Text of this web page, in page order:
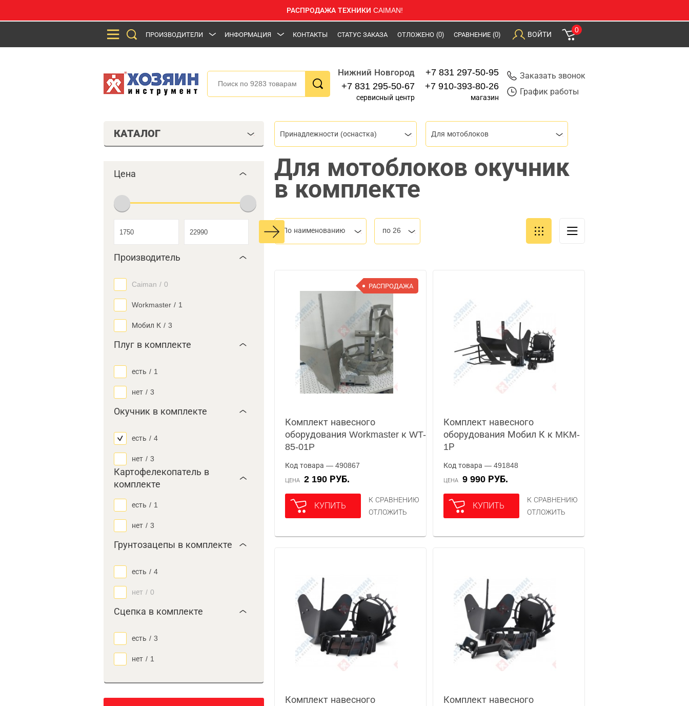
РАСПРОДАЖА ТЕХНИКИ CAIMAN!
ПРОИЗВОДИТЕЛИ ИНФОРМАЦИЯ КОНТАКТЫ СТАТУС ЗАКАЗА ОТЛОЖЕНО (0) СРАВНЕНИЕ (0) ВОЙТИ
0
Нижний Новгород
+7 831 295-50-67
сервисный центр
+7 831 297-50-95
+7 910-393-80-26
магазин
Заказать звонок
График работы
КАТАЛОГ
Цена
Производитель
Caiman / 0
Workmaster / 1
Мобил К / 3
Плуг в комплекте
есть / 1
нет / 3
Окучник в комплекте
есть / 4
нет / 3
Картофелекопатель в
комплекте
есть / 1
нет / 3
Грунтозацепы в комплекте
есть / 4
нет / 0
Сцепка в комплекте
есть / 3
нет / 1
Принадлежности (оснастка) Для мотоблоков
Для мотоблоков окучник
в комплекте
По наименованию по 26
РАСПРОДАЖА
Комплект навесного
оборудования Workmaster к WT-
85-01P
Код товара — 490867
ЦЕНА 2 190 РУБ.
КУПИТЬ
К СРАВНЕНИЮ
ОТЛОЖИТЬ
Комплект навесного
оборудования Мобил К к MKM-
1Р
Код товара — 491848
ЦЕНА 9 990 РУБ.
КУПИТЬ
К СРАВНЕНИЮ
ОТЛОЖИТЬ
Комплект навесного
Комплект навесного